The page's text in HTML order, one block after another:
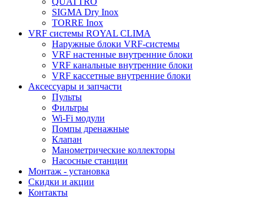
SIGMA Dry Inox
TORRE Inox
VRF системы ROYAL CLIMA
Наружные блоки VRF-системы
VRF настенные внутренние блоки
VRF канальные внутренние блоки
VRF кассетные внутренние блоки
Аксессуары и запчасти
Пульты
Фильтры
Wi-Fi модули
Помпы дренажные
Клапан
Манометрические коллекторы
Насосные станции
Монтаж - установка
Скидки и акции
Контакты